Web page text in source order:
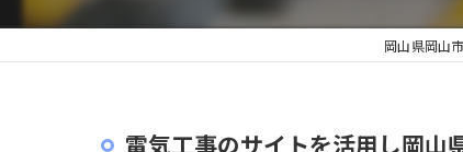
岡山県岡山
電気工事のサイトを活用し岡山